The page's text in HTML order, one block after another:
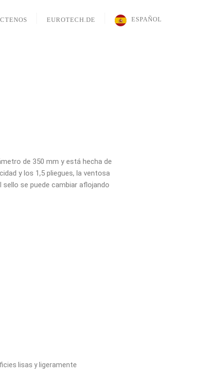
EUROTECH.DE ESPAÑOL
de 350 mm y está hecha de
y los 1,5 pliegues, la ventosa
sello se puede cambiar aflojando
lisas y ligeramente